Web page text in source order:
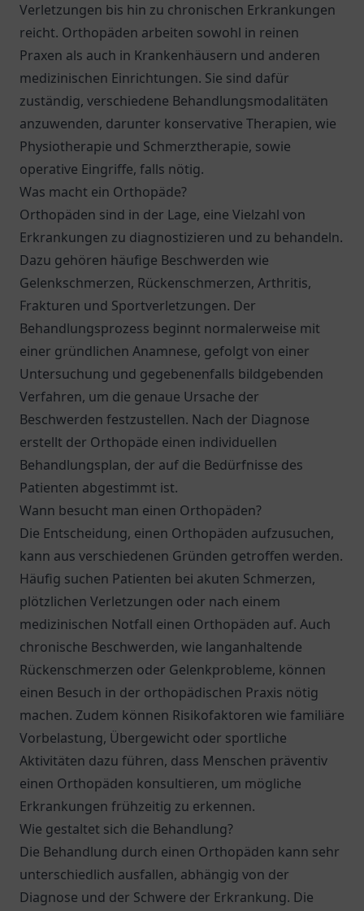
Verletzungen bis hin zu chronischen Erkrankungen
reicht. Orthopäden arbeiten sowohl in reinen
Praxen als auch in Krankenhäusern und anderen
medizinischen Einrichtungen. Sie sind dafür
zuständig, verschiedene Behandlungsmodalitäten
anzuwenden, darunter konservative Therapien, wie
Physiotherapie und Schmerztherapie, sowie
operative Eingriffe, falls nötig.
Was macht ein Orthopäde?
Orthopäden sind in der Lage, eine Vielzahl von
Erkrankungen zu diagnostizieren und zu behandeln.
Dazu gehören häufige Beschwerden wie
Gelenkschmerzen, Rückenschmerzen, Arthritis,
Frakturen und Sportverletzungen. Der
Behandlungsprozess beginnt normalerweise mit
einer gründlichen Anamnese, gefolgt von einer
Untersuchung und gegebenenfalls bildgebenden
Verfahren, um die genaue Ursache der
Beschwerden festzustellen. Nach der Diagnose
erstellt der Orthopäde einen individuellen
Behandlungsplan, der auf die Bedürfnisse des
Patienten abgestimmt ist.
Wann besucht man einen Orthopäden?
Die Entscheidung, einen Orthopäden aufzusuchen,
kann aus verschiedenen Gründen getroffen werden.
Häufig suchen Patienten bei akuten Schmerzen,
plötzlichen Verletzungen oder nach einem
medizinischen Notfall einen Orthopäden auf. Auch
chronische Beschwerden, wie langanhaltende
Rückenschmerzen oder Gelenkprobleme, können
einen Besuch in der orthopädischen Praxis nötig
machen. Zudem können Risikofaktoren wie familiäre
Vorbelastung, Übergewicht oder sportliche
Aktivitäten dazu führen, dass Menschen präventiv
einen Orthopäden konsultieren, um mögliche
Erkrankungen frühzeitig zu erkennen.
Wie gestaltet sich die Behandlung?
Die Behandlung durch einen Orthopäden kann sehr
unterschiedlich ausfallen, abhängig von der
Diagnose und der Schwere der Erkrankung. Die